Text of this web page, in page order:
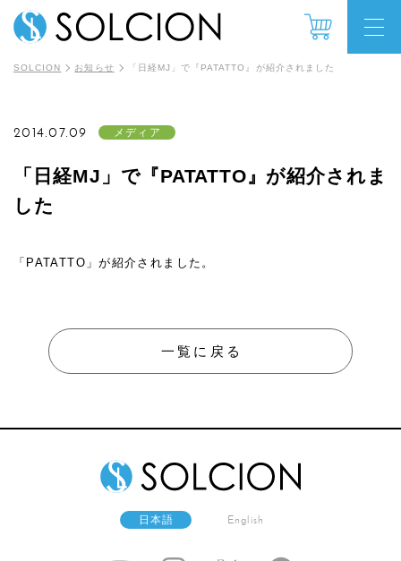
SOLCION お知らせ 「日経MJ」で『PATATTO』が紹介されました
「日経MJ」で『PATATTO』が紹介されま
した
2014.07.09 メディア
「PATATTO」が紹介されました。
一覧に戻る
日本語 English